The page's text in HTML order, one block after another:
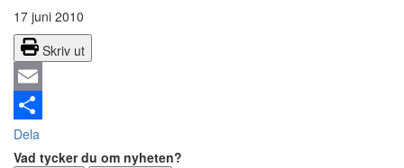
17 juni 2010
Skriv ut
Email
Dela
Vad tycker du om nyheten?